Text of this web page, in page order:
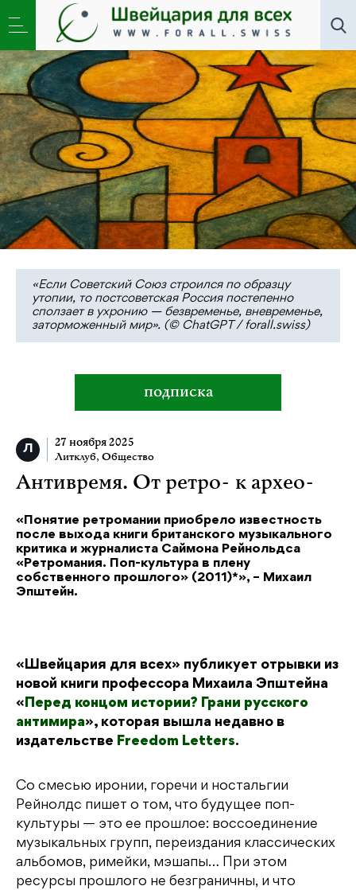
Литклуб Общество»Антивремя. От ретро- к
архео-
«Если Советский Союз строился по образцу
утопии, то постсоветская Россия постепенно
сползает в ухронию — безвременье, вневременье,
заторможенный мир». (© ChatGPT / forall.swiss)
подписка
27 ноября 2025
Литклуб, Общество
Антивремя. От ретро- к архео-
«Понятие ретромании приобрело известность
после выхода книги британского музыкального
критика и журналиста Саймона Рейнольдса
«Ретромания. Поп-культура в плену
собственного прошлого» (2011)*», – Михаил
Эпштейн.
«Швейцария для всех» публикует отрывки из
новой книги профессора Михаила Эпштейна
«Перед концом истории? Грани русского
антимира», которая вышла недавно в
издательстве Freedom Letters.
Со смесью иронии, горечи и ностальгии
Рейнолдс пишет о том, что будущее поп-
культуры — это ее прошлое: воссоединение
музыкальных групп, переиздания классических
альбомов, римейки, мэшапы… При этом
ресурсы прошлого не безграничны, и что